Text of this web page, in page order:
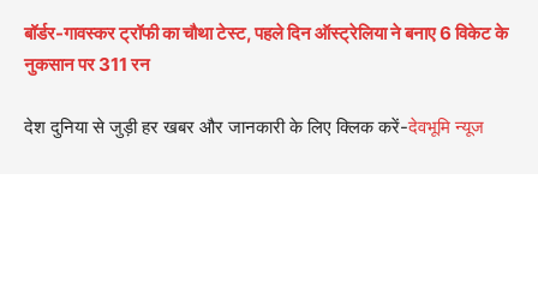
बॉर्डर-गावस्कर ट्रॉफी का चौथा टेस्ट, पहले दिन ऑस्ट्रेलिया ने बनाए 6 विकेट के
नुकसान पर 311 रन
देश दुनिया से जुड़ी हर खबर और जानकारी के लिए क्लिक करें-देवभूमि न्यूज